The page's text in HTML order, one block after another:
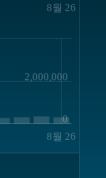
8월 26
8월 26
0
2,000,000